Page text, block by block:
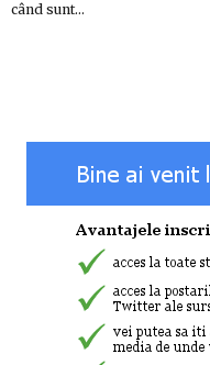
când sunt…